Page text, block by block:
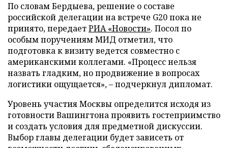
По словам Бердыева, решение о составе
российской делегации на встрече G20 пока не
принято, передаетРИА «Новости». Посол по
особым поручениям МИД отметил, что
подготовка к визиту ведется совместно с
американскими коллегами. «Процесс нельзя
назвать гладким, но продвижение в вопросах
логистики ощущается», – подчеркнул дипломат.
Уровень участия Москвы определится исходя из
готовности Вашингтона проявить гостеприимство
и создать условия для предметной дискуссии.
Выбор главы делегации будет зависеть от